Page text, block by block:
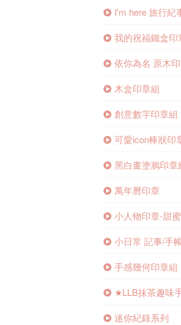
I'm here 旅行紀
我的祝福鐵盒印
依你為名 原木
木盒印章組
創意數字印章組
可愛icon棒狀印
黑白畫塗鴉印章
萬年曆印章
小人物印章-甜
小日常 記事/手
手感幾何印章組
★LLB抹茶趣味
迷你紀錄系列